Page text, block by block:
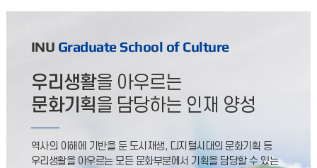
2026-1학기 문화대학원 수강신청(일괄신청) 및 등록 안내 가.
수강신청: 교학실 일괄 신청 (신입생 및 3차수) 개별 신청 필요 없음
2026.02.11
2026년 2월 학위수여식 개최 안내
학위복 배부 및 환복 -
2026.02.03
INU Graduate School of Culture
우리생활을 아우르는
문화기획을 담당하는 인재 양성
역사의 이해에 기반을 둔 도시재생, 디지털시대의 문화기획 등
우리생활을 아우르는 모든 문화부분에서 기획을 담당할 수 있는